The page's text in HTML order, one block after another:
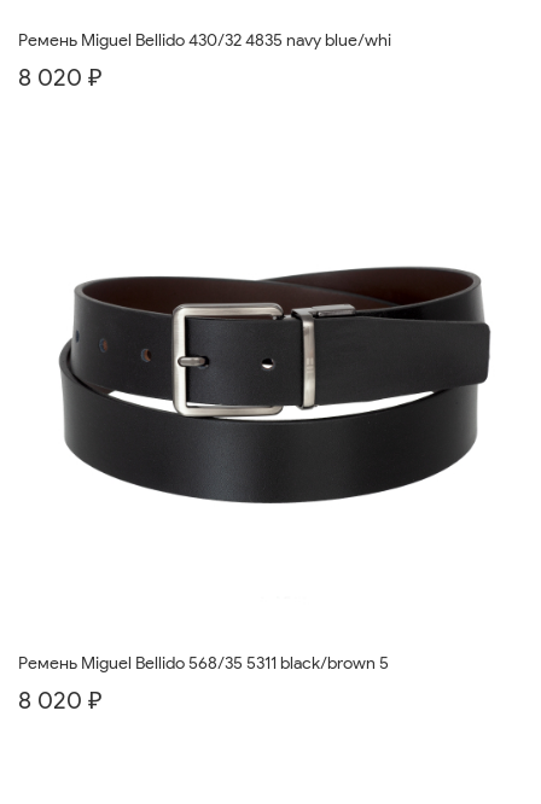
Ремень Miguel Bellido 430/32 4835 navy blue/whi
8 020 ₽
Ремень Miguel Bellido 568/35 5311 black/brown 5
8 020 ₽